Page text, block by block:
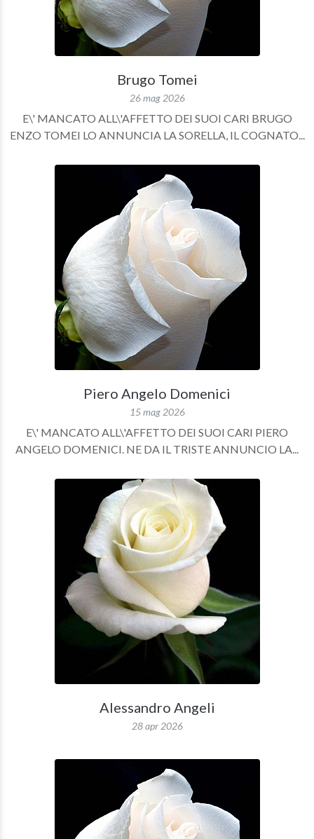
Brugo Tomei
26 mag 2026
E\' MANCATO ALL\'AFFETTO DEI SUOI CARI BRUGO
ENZO TOMEI LO ANNUNCIA LA SORELLA, IL COGNATO...
Piero Angelo Domenici
15 mag 2026
E\' MANCATO ALL\'AFFETTO DEI SUOI CARI PIERO
ANGELO DOMENICI. NE DA IL TRISTE ANNUNCIO LA...
Alessandro Angeli
28 apr 2026